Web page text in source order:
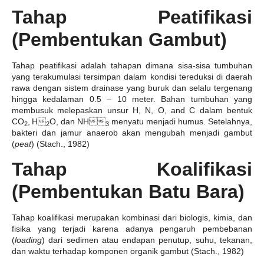
Tahap Peatifikasi
(Pembentukan Gambut)
Tahap peatifikasi adalah tahapan dimana sisa-sisa tumbuhan
yang terakumulasi tersimpan dalam kondisi tereduksi di daerah
rawa dengan sistem drainase yang buruk dan selalu tergenang
hingga kedalaman 0.5 – 10 meter. Bahan tumbuhan yang
membusuk melepaskan unsur H, N, O, and C dalam bentuk
CO2 H 2O, dan NH 3 menyatu menjadi humus. Setelahnya,
bakteri dan jamur anaerob akan mengubah menjadi gambut
(peat) (Stach., 1982)
Tahap Koalifikasi
(Pembentukan Batu Bara)
Tahap koalifikasi merupakan kombinasi dari biologis, kimia, dan
fisika yang terjadi karena adanya pengaruh pembebanan
(loading) dari sedimen atau endapan penutup, suhu, tekanan,
dan waktu terhadap komponen organik gambut (Stach., 1982)